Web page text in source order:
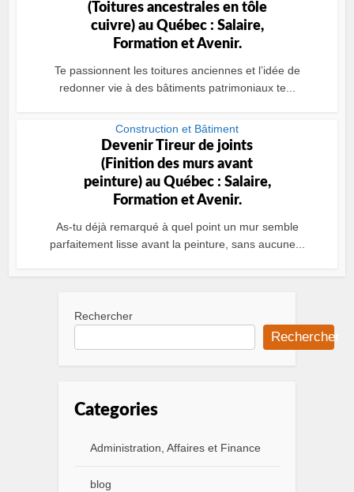
(Toitures ancestrales en tôle
cuivre) au Québec : Salaire,
Formation et Avenir.
Te passionnent les toitures anciennes et l’idée de
redonner vie à des bâtiments patrimoniaux te...
Construction et Bâtiment
Devenir Tireur de joints
(Finition des murs avant
peinture) au Québec : Salaire,
Formation et Avenir.
As-tu déjà remarqué à quel point un mur semble
parfaitement lisse avant la peinture, sans aucune...
Rechercher
Rechercher
Categories
Administration, Affaires et Finance
blog